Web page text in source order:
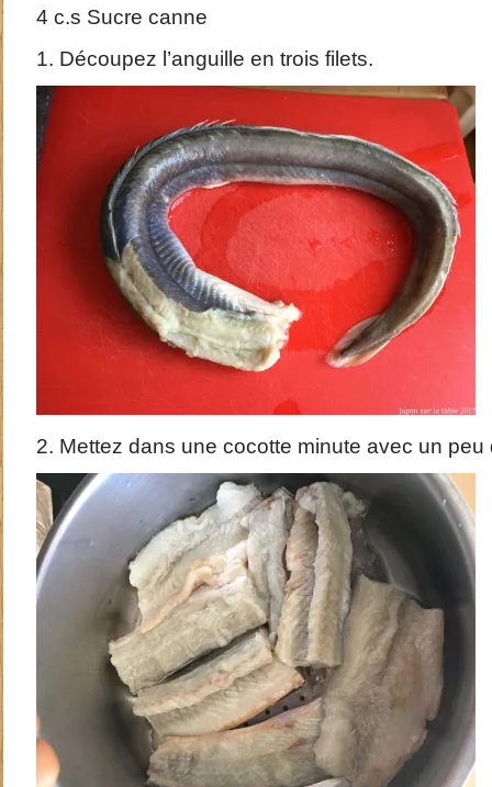
4 c.s Sucre canne
1. Découpez l’anguille en trois filets.
2. Mettez dans une cocotte minute avec un peu